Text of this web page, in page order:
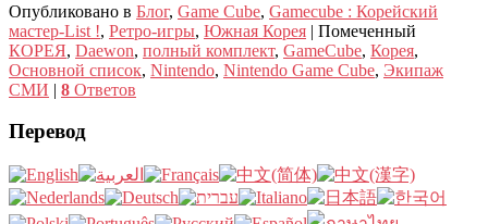
Опубликовано в Блог, Game Cube, Gamecube : Корейский
мастер-List !, Ретро-игры, Южная Корея | Помеченный
КОРЕЯ, Daewon, полный комплект, GameCube, Корея,
Основной список, Nintendo, Nintendo Game Cube, Экипаж
СМИ | 8 Ответов
Перевод